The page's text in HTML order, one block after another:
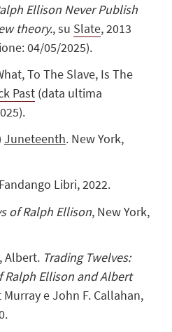
Ellison Never Publish
theory., su Slate, 2013
04/05/2025).
To The Slave, Is The
Past (data ultima
Juneteenth. New York,
Libri, 2022.
of Ralph Ellison, New York,
Albert. Trading Twelves:
Ralph Ellison and Albert
e John F. Callahan,